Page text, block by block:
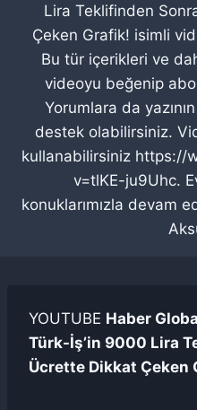
Lira Teklifinden
Çeken Grafik! isimli
Bu tür içerikleri ve
videoyu beğenip
Yorumlara da
destek olabilirsiniz.
kullanabilirsiniz https://
v=tlKE-ju9Uhc.
konuklarımızla devam
YOUTUBE Haber
Türk-İş’in 9000 Lira
Ücrette Dikkat Çeken